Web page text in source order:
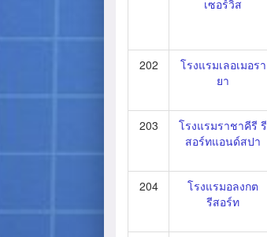
เซอร์วิส
202
โรงแรมเลอเมอรา
ยา
203
โรงแรมราชาคีรี รี
สอร์ทแอนด์สปา
204
โรงแรมอลงกต
รีสอร์ท